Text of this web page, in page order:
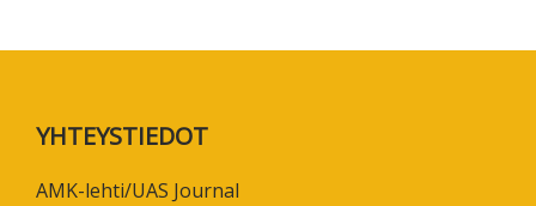
Footer
YHTEYSTIEDOT
AMK-lehti/UAS Journal